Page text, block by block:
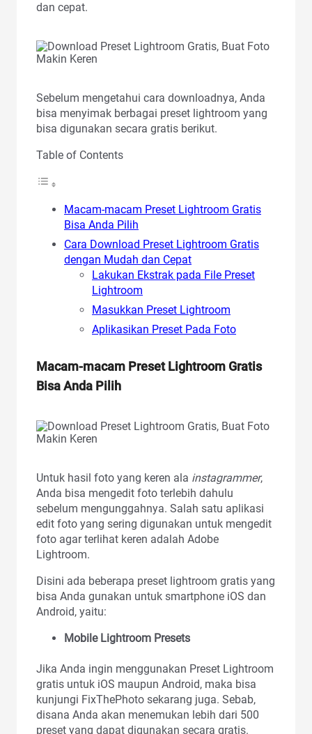
dan cepat.
Sebelum mengetahui cara downloadnya, Anda
bisa menyimak berbagai preset lightroom yang
bisa digunakan secara gratis berikut.
Table of Contents
Macam-macam Preset Lightroom Gratis
Bisa Anda Pilih
Cara Download Preset Lightroom Gratis
dengan Mudah dan Cepat
Lakukan Ekstrak pada File Preset
Lightroom
Masukkan Preset Lightroom
Aplikasikan Preset Pada Foto
Macam-macam Preset Lightroom Gratis
Bisa Anda Pilih
Untuk hasil foto yang keren ala instagrammer,
Anda bisa mengedit foto terlebih dahulu
sebelum mengunggahnya. Salah satu aplikasi
edit foto yang sering digunakan untuk mengedit
foto agar terlihat keren adalah Adobe
Lightroom.
Disini ada beberapa preset lightroom gratis yang
bisa Anda gunakan untuk smartphone iOS dan
Android, yaitu:
Mobile Lightroom Presets
Jika Anda ingin menggunakan Preset Lightroom
gratis untuk iOS maupun Android, maka bisa
kunjungi FixThePhoto sekarang juga. Sebab,
disana Anda akan menemukan lebih dari 500
preset yang dapat digunakan secara gratis.